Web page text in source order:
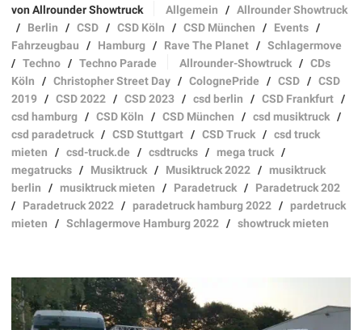
von Allrounder Showtruck Allgemein /Allrounder Showtruck
/ Berlin /CSD /CSD Köln /CSD München / Events /
Fahrzeugbau / Hamburg / Rave The Planet /Schlagermove
/Techno /Techno Parade Allrounder-Showtruck /CDs
Köln /Christopher Street Day /ColognePride /CSD /CSD
2019 /CSD 2022 /CSD 2023 /csd berlin /CSD Frankfurt /
csd hamburg /CSD Köln /CSD München /csd musiktruck /
csd paradetruck /CSD Stuttgart /CSD Truck /csd truck
mieten /csd-truck.de /csdtrucks /mega truck /
megatrucks / Musiktruck / Musiktruck 2022 /musiktruck
berlin /musiktruck mieten / Paradetruck / Paradetruck 202
/ Paradetruck 2022 /paradetruck hamburg 2022 /pardetruck
mieten /Schlagermove Hamburg 2022 /showtruck mieten